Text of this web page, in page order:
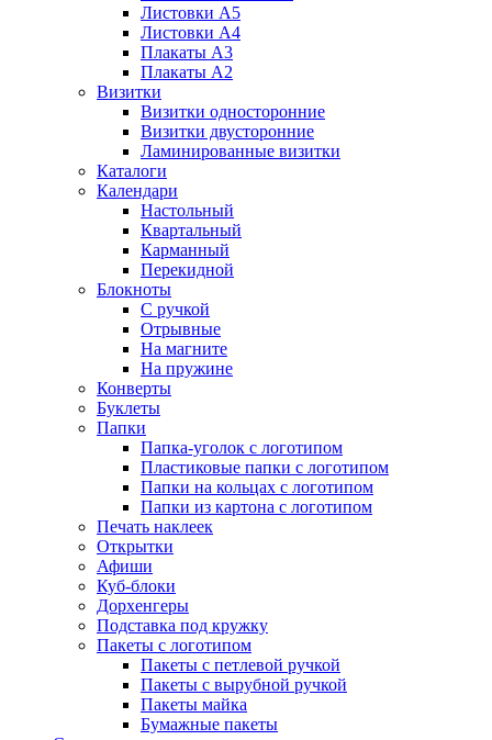
Листовки А5
Листовки А4
Плакаты А3
Плакаты А2
Визитки
Визитки односторонние
Визитки двусторонние
Ламинированные визитки
Каталоги
Календари
Настольный
Квартальный
Карманный
Перекидной
Блокноты
С ручкой
Отрывные
На магните
На пружине
Конверты
Буклеты
Папки
Папка-уголок с логотипом
Пластиковые папки с логотипом
Папки на кольцах с логотипом
Папки из картона с логотипом
Печать наклеек
Открытки
Афиши
Куб-блоки
Дорхенгеры
Подставка под кружку
Пакеты с логотипом
Пакеты с петлевой ручкой
Пакеты с вырубной ручкой
Пакеты майка
Бумажные пакеты